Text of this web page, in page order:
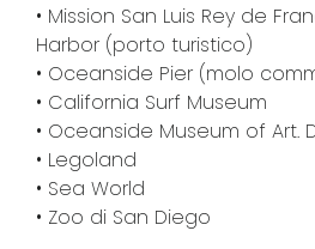
• Mission San Luis Rey de
Harbor (porto turistico)
• Oceanside Pier (molo
• California Surf Museum
• Oceanside Museum of Art.
• Legoland
• Sea World
• Zoo di San Diego